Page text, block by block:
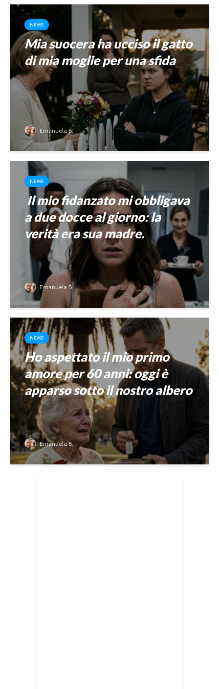
NEWS
Mia suocera ha ucciso il gatto
di mia moglie per una sfida
Emanuela B.
NEWS
Il mio fidanzato mi obbligava
a due docce al giorno: la
verità era sua madre.
Emanuela B.
NEWS
Ho aspettato il mio primo
amore per 60 anni: oggi è
apparso sotto il nostro albero
Emanuela B.